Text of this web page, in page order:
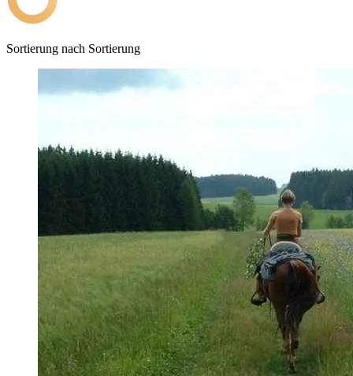
Sortierung nach Sortierung